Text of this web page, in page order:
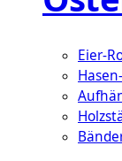
Eier-